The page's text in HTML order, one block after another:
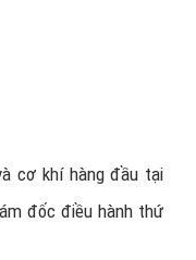
cơ khí hàng đầu tại
đốc điều hành thứ